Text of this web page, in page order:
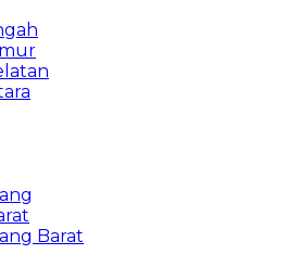
Barat